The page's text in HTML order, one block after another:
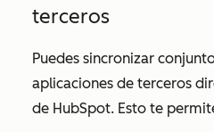
terceros
Puedes sincronizar
aplicaciones de terceros
de HubSpot. Esto te